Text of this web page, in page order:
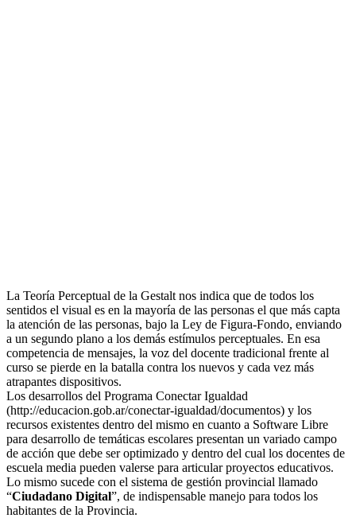
La Teoría Perceptual de la Gestalt nos indica que de todos los
sentidos el visual es en la mayoría de las personas el que más capta
la atención de las personas, bajo la Ley de Figura-Fondo, enviando
a un segundo plano a los demás estímulos perceptuales. En esa
competencia de mensajes, la voz del docente tradicional frente al
curso se pierde en la batalla contra los nuevos y cada vez más
atrapantes dispositivos.
Los desarrollos del Programa Conectar Igualdad
(http://educacion.gob.ar/conectar-igualdad/documentos) y los
recursos existentes dentro del mismo en cuanto a Software Libre
para desarrollo de temáticas escolares presentan un variado campo
de acción que debe ser optimizado y dentro del cual los docentes de
escuela media pueden valerse para articular proyectos educativos.
Lo mismo sucede con el sistema de gestión provincial llamado
“Ciudadano Digital”, de indispensable manejo para todos los
habitantes de la Provincia.